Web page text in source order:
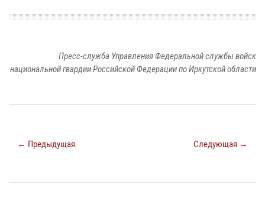
Пресс-служба Управления Федеральной службы войск
национальной гвардии Российской Федерации по Иркутской области
← Предыдущая Следующая →